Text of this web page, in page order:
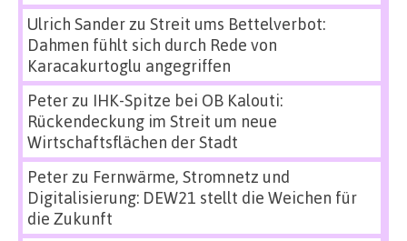
Ulrich Sanderzu Streit ums Bettelverbot:
Dahmen fühlt sich durch Rede von
Karacakurtoglu angegriffen
Peterzu IHK-Spitze bei OB Kalouti:
Rückendeckung im Streit um neue
Wirtschaftsflächen der Stadt
Peterzu Fernwärme, Stromnetz und
Digitalisierung: DEW21 stellt die Weichen für
die Zukunft